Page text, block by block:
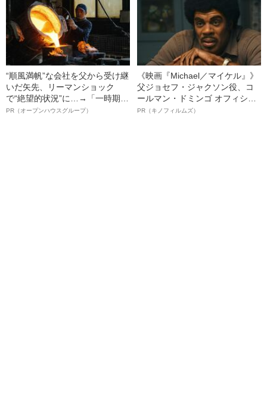
“順風満帆”な会社を父から受け継
いだ矢先、リーマンショック
で“絶望的状況”に…→「一時期は
納品3年待ち」のヒット商品を生
PR（オープンハウスグループ）
《映画『Michael／マイケル』》
父ジョセフ・ジャクソン役、コ
ールマン・ドミンゴ オフィシャ
ルインタビュー“観客を魅了した
PR（キノフィルムズ）